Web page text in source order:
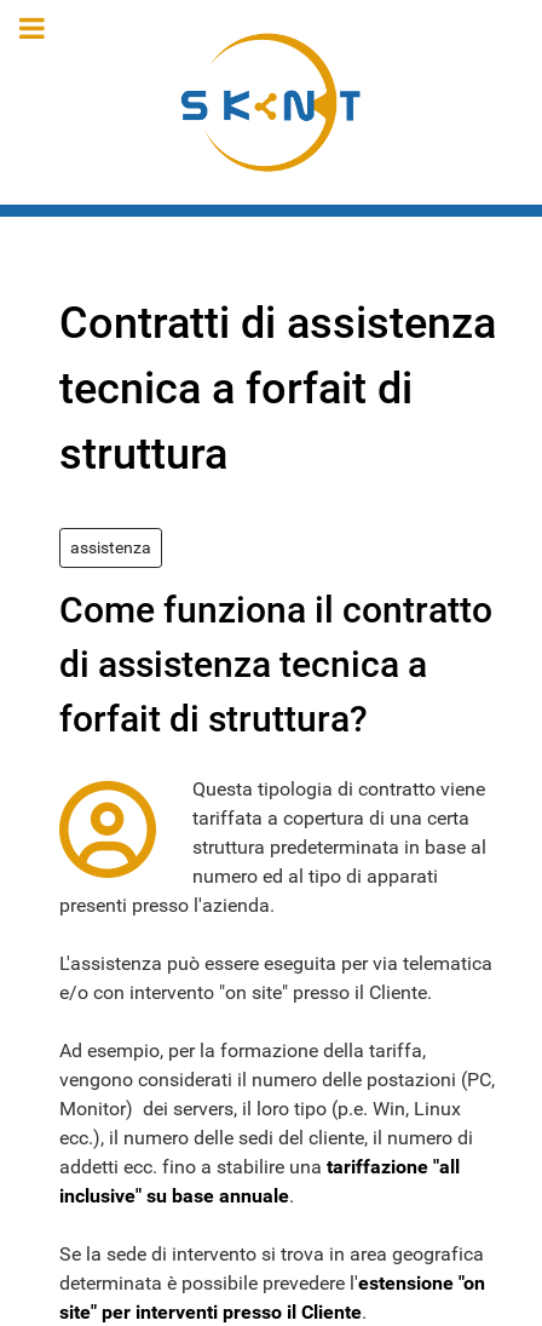
Contratti di assistenza
tecnica a forfait di
struttura
assistenza
Come funziona il contratto
di assistenza tecnica a
forfait di struttura?
Questa tipologia di contratto viene
tariffata a copertura di una certa
struttura predeterminata in base al
numero ed al tipo di apparati
presenti presso l'azienda.
L'assistenza può essere eseguita per via telematica
e/o con intervento "on site" presso il Cliente.
Ad esempio, per la formazione della tariffa,
vengono considerati il numero delle postazioni (PC,
Monitor) dei servers, il loro tipo (p.e. Win, Linux
ecc.), il numero delle sedi del cliente, il numero di
addetti ecc. fino a stabilire una tariffazione "all
inclusive" su base annuale.
Se la sede di intervento si trova in area geografica
determinata è possibile prevedere l'estensione "on
site" per interventi presso il Cliente.